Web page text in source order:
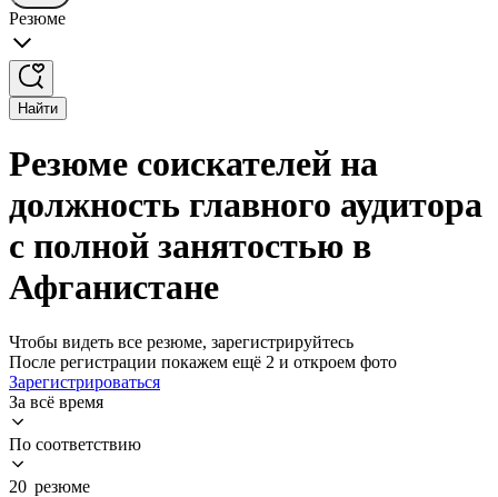
Резюме
Найти
Резюме соискателей на
должность главного аудитора
с полной занятостью в
Афганистане
Чтобы видеть все резюме, зарегистрируйтесь
После регистрации покажем ещё 2 и откроем фото
Зарегистрироваться
За всё время
По соответствию
20 резюме